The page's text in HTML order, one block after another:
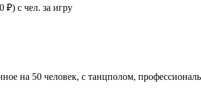
₽) с чел. за игру
на 50 человек, с танцполом,